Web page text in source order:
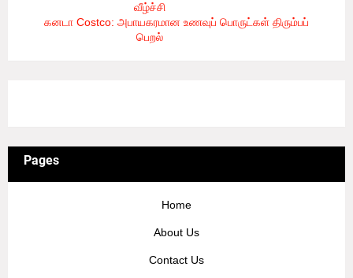
வீழ்ச்சி
கனடா Costco: அபாயகரமான உணவுப் பொருட்கள் திரும்பப்
பெறல்- 8/5/2026
Pages
Home
About Us
Contact Us